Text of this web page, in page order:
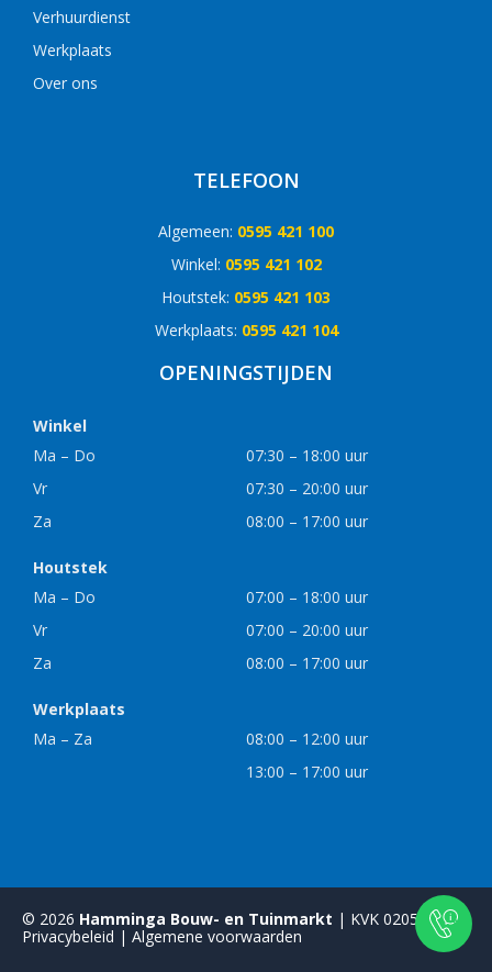
Verhuurdienst
Werkplaats
Over ons
TELEFOON
Algemeen: 0595 421 100
Winkel: 0595 421 102
Houtstek: 0595 421 103
Werkplaats: 0595 421 104
OPENINGSTIJDEN
Winkel
Ma – Do
Vr
Za
07:30 – 18:00 uur
07:30 – 20:00 uur
08:00 – 17:00 uur
Houtstek
Ma – Do
Vr
Za
07:00 – 18:00 uur
07:00 – 20:00 uur
08:00 – 17:00 uur
Werkplaats
Ma – Za
08:00 – 12:00 uur
13:00 – 17:00 uur
© 2026 Hamminga Bouw- en Tuinmarkt | KVK 02059968 |
Privacybeleid | Algemene voorwaarden